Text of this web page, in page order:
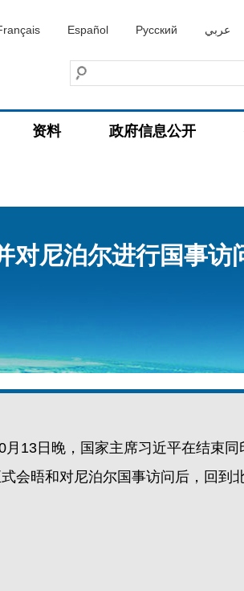
Español Русский عربي
资料 政府信息公开
对尼泊尔进行国事访
月13日晚，国家主席习近平在结束同
会晤和对尼泊尔国事访问后，回到北